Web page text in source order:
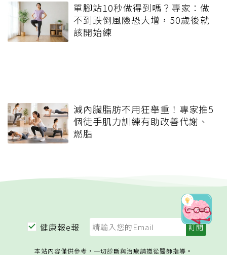
單腳站10秒做得到嗎？專家：做
不到跌倒風險恐大增，50歲後就
該開始練
減內臟脂肪不用狂舉重！專家推5
個徒手肌力訓練有助改善代謝、
燃脂
健康報e報
本站內容僅供參考，一切診斷與治療請遵從醫師指導。